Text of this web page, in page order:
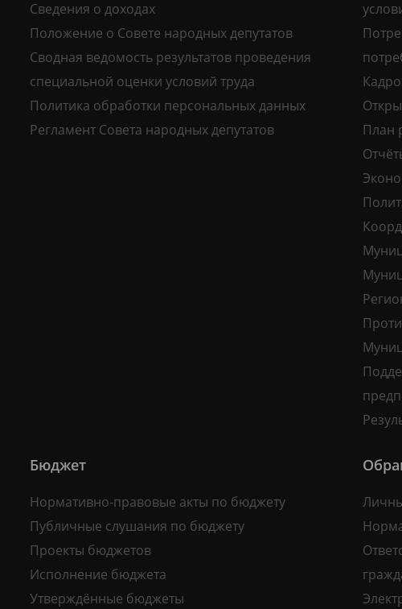
Сведения о доходах
Положение о Совете народных депутатов
Сводная ведомость результатов проведения
специальной оценки условий труда
Политика обработки персональных данных
Регламент Совета народных депутатов
План
Бюджет
Нормативно-правовые акты по бюджету
Публичные слушания по бюджету
Проекты бюджетов
Исполнение бюджета
Утверждённые бюджеты